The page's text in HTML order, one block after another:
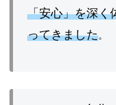
「安心」を深く
ってきました。